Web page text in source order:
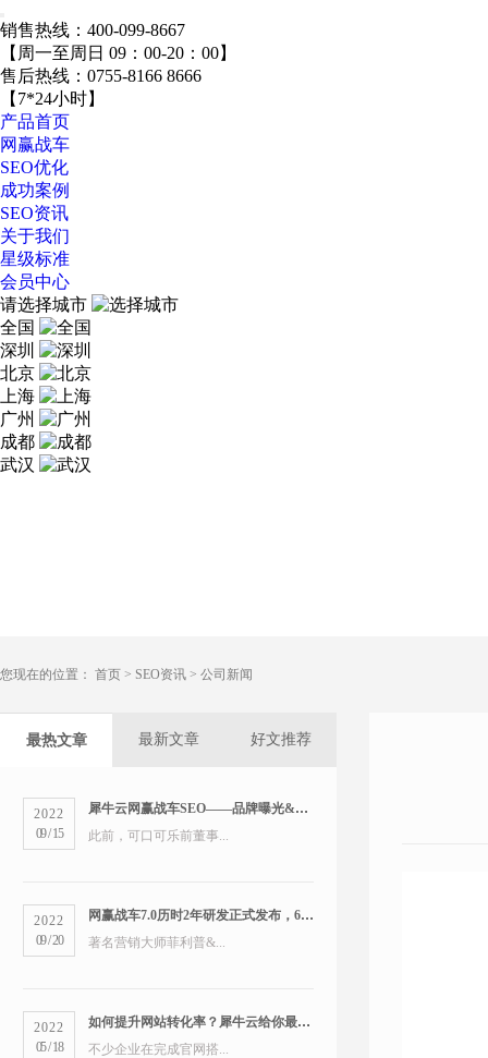
销售热线： 400-099-8667
【周一至周日 09：00-20：00】
售后热线： 0755-8166 8666
【7*24小时】
产品首页
网赢战车
SEO优化
成功案例
SEO资讯
关于我们
星级标准
会员中心
请选择城市
全国
深圳
北京
上海
广州
成都
武汉
您现在的位置： 首页 > SEO资讯 > 公司新闻
最热文章 最新文章 好文推荐
2022
09/15
犀牛云网赢战车SEO——品牌曝光&精准营销双管齐下
此前，可口可乐前董事...
2022
09/20
网赢战车7.0历时2年研发正式发布，6大版本打造数字营销新物种
著名营销大师菲利普&...
2022
05/18
如何提升网站转化率？犀牛云给你最全的营销洞察
不少企业在完成官网搭...